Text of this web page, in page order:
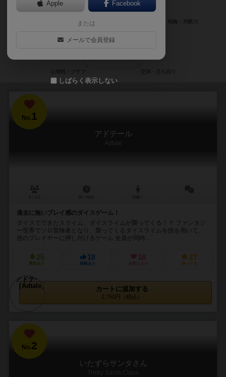
No.1
アドテール
Adtale
過去に無いプレイ感のダイスゲーム！
ダイスでできたスライム、ダイスライムが襲ってくる！？ ファンタジ
ー世界でソロ冒険者となり、襲ってくるダイスライムを技を用いて、
他のプレイヤーに押し付けるゲーム 全員が同時...
25
興味あり
18
経験あり
18
お気に入り
27
持ってる
カートに追加する
2,750円（税込）
No.2
いたずらサンタさん
Tricky Santa Claus
Apple Facebook
または
メールで会員登録
しばらく表示しない